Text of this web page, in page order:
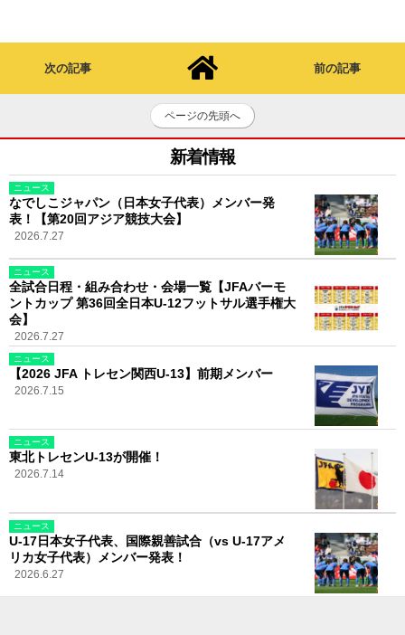
次の記事 前の記事
ページの先頭へ
新着情報
ニュース
なでしこジャパン（日本女子代表）メンバー発
表！【第20回アジア競技大会】
2026.7.27
ニュース
全試合日程・組み合わせ・会場一覧【JFAバーモ
ントカップ 第36回全日本U-12フットサル選手権大
会】
2026.7.27
ニュース
【2026 JFA トレセン関西U-13】前期メンバー
2026.7.15
ニュース
東北トレセンU-13が開催！
2026.7.14
ニュース
U-17日本女子代表、国際親善試合（vs U-17アメ
リカ女子代表）メンバー発表！
2026.6.27